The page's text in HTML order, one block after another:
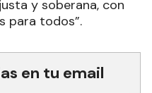
y soberana, con
para todos”.
en tu email